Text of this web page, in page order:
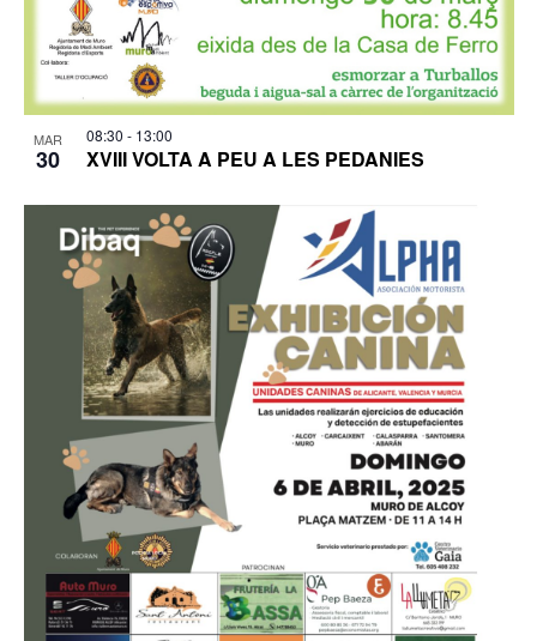
MAR
30 XVIII VOLTA A PEU A LES PEDANIES
08:30 - 13:00